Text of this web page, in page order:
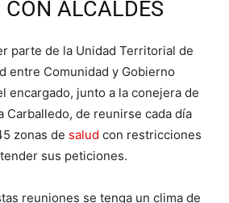
CON ALCALDES
parte de la Unidad Territorial de
entre Comunidad y Gobierno
encargado, junto a la conejera de
Carballedo, de reunirse cada día
zonas de salud con restricciones
sus peticiones.
reuniones se tenga un clima de